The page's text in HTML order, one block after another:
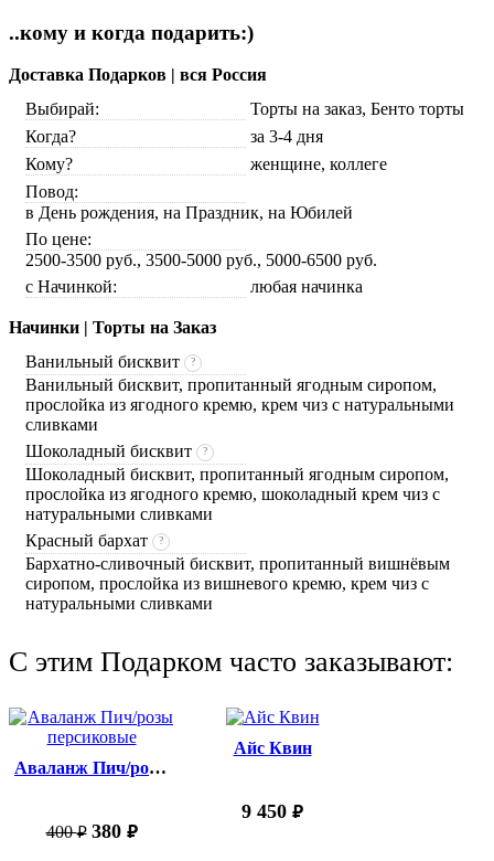
..кому и когда подарить:)
Доставка Подарков | вся Россия
Выбирай:
Торты на заказ, Бенто торты
Когда?
за 3-4 дня
Кому?
женщине, коллеге
Повод:
в День рождения, на Праздник, на Юбилей
По цене:
2500-3500 руб., 3500-5000 руб., 5000-6500 руб.
с Начинкой:
любая начинка
Начинки | Торты на Заказ
Ванильный бисквит
?
Ванильный бисквит, пропитанный ягодным сиропом,
прослойка из ягодного кремю, крем чиз с натуральными
сливками
Шоколадный бисквит
?
Шоколадный бисквит, пропитанный ягодным сиропом,
прослойка из ягодного кремю, шоколадный крем чиз с
натуральными сливками
Красный бархат
?
Бархатно-сливочный бисквит, пропитанный вишнёвым
сиропом, прослойка из вишневого кремю, крем чиз с
натуральными сливками
C этим Подарком часто заказывают:
Аваланж Пич/розы персиковые
400руб. 380 руб.
Айс Квин
9 450 руб.